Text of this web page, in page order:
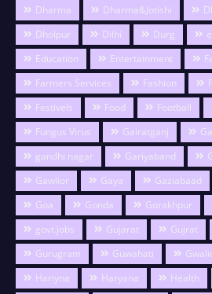
Dharma
Dharma&Jotishi
Dholpur
Dilhi Durg
Education
Entertainment
Farmers Services
Fashion
Festivels
Food Football
Fungus Virus
Gairatganj
gandhi nagar
Gariyaband
Gawlior
Gaya Gaziabaad
Goa
Gonda Gorakhpur
govt.jobs
Gujarat Gujrat
Gurugram
Guwahati
Hariyna
Haryana Health